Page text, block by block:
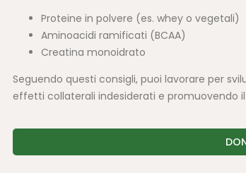
Proteine in polvere (es. whey o vegetali)
Aminoacidi ramificati (BCAA)
Creatina monoidrato
Seguendo questi consigli, puoi lavorare per
effetti collaterali indesiderati e promuovendo